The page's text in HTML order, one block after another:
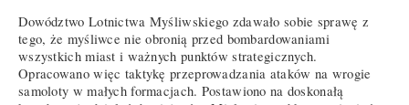
Dowództwo Lotnictwa Myśliwskiego zdawało sobie sprawę z
tego, że myśliwce nie obronią przed bombardowaniami
wszystkich miast i ważnych punktów strategicznych.
Opracowano więc taktykę przeprowadzania ataków na wrogie
samoloty w małych formacjach. Postawiono na doskonałą